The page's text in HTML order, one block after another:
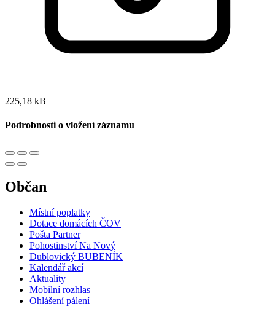
225,18 kB
Podrobnosti o vložení záznamu
Občan
Místní poplatky
Dotace domácích ČOV
Pošta Partner
Pohostinství Na Nový
Dublovický BUBENÍK
Kalendář akcí
Aktuality
Mobilní rozhlas
Ohlášení pálení